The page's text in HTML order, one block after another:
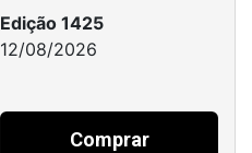
Edição 1425
12/08/2026
Comprar